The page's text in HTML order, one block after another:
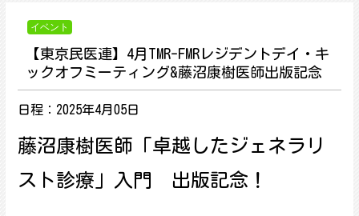
イベント
【東京民医連】4月TMR-FMRレジデントデイ・キ
ックオフミーティング&藤沼康樹医師出版記念
日程：2025年4月05日
藤沼康樹医師「卓越したジェネラリ
スト診療」入門 出版記念！